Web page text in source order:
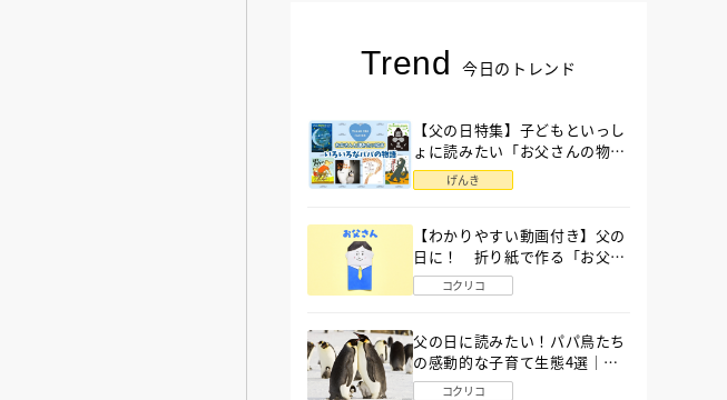
Trend 今日のトレンド
【父の日特集】子どもといっし
ょに読みたい「お父さんの物
語」６選
げんき
【わかりやすい動画付き】父の
日に！ 折り紙で作る「お父さ
ん」の簡単な折り方
コクリコ
父の日に読みたい！パパ鳥たち
の感動的な子育て生態4選｜図
鑑MOVE
コクリコ